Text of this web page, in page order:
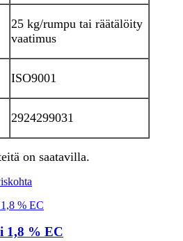
25 kg/rumpu tai räätälöity
vaatimus
ISO9001
2924299031
on saatavilla.
1,8 % EC